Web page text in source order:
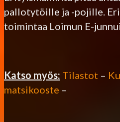
pallotytöille ja -pojille.
toimintaa Loimun E-
Katso myös: Tilastot –
matsikooste –